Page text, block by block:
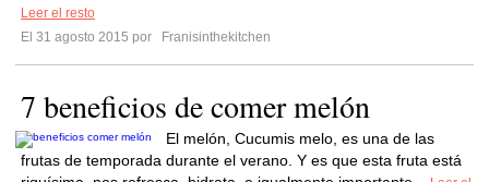
Leer el resto
El 31 agosto 2015 por
Franisinthekitchen
7 beneficios de comer melón
El melón, Cucumis melo, es una de las
frutas de temporada durante el verano. Y es que esta fruta está